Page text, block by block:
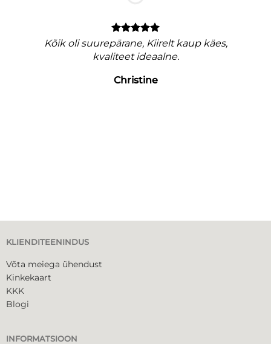
Kõik oli suurepärane, Kiirelt kaup käes,
kvaliteet ideaalne.
Christine
KLIENDITEENINDUS
Võta meiega ühendust
Kinkekaart
KKK
Blogi
INFORMATSIOON